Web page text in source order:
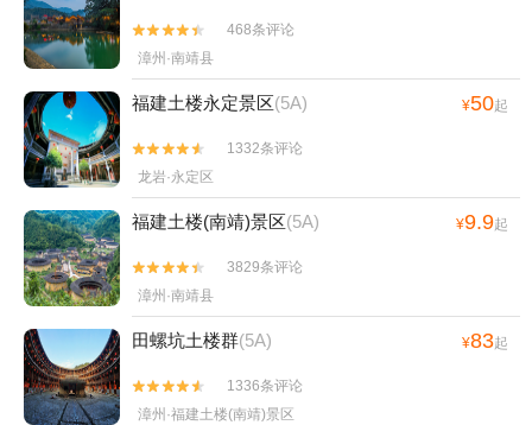


468条评论
漳州·南靖县
福建土楼永定景区(5A) ¥50起


1332条评论
龙岩·永定区
福建土楼(南靖)景区(5A) ¥9.9起


3829条评论
漳州·南靖县
田螺坑土楼群(5A) ¥83起


1336条评论
漳州·福建土楼(南靖)景区